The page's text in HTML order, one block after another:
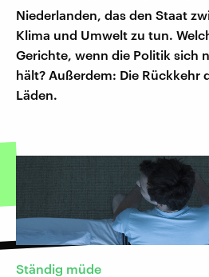
Niederlanden, das den Staat
Klima und Umwelt zu tun.
Gerichte, wenn die Politik sich
hält? Außerdem: Die Rückkehr
Läden.
Ständig müde